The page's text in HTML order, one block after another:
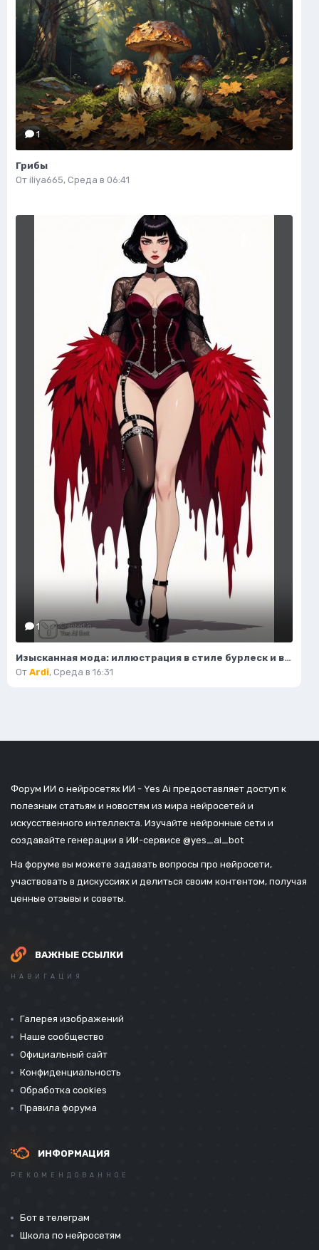
1
Грибы
От iliya665, Среда в 06:41
1
Изысканная мода: иллюстрация в стиле бурлеск и высокой моды. Картинка из нейронной сети Flux.1
От Ardi, Среда в 16:31
Форум ИИ о нейросетях ИИ - Yes Ai предоставляет доступ к
полезным статьям и новостям из мира нейросетей и
искусственного интеллекта. Изучайте нейронные сети и
создавайте генерации в ИИ-сервисе @yes_ai_bot
На форуме вы можете задавать вопросы про нейросети,
участвовать в дискуссиях и делиться своим контентом, получая
ценные отзывы и советы.
ВАЖНЫЕ ССЫЛКИ
НАВИГАЦИЯ
Галерея изображений
Наше сообщество
Официальный сайт
Конфиденциальность
Обработка cookies
Правила форума
ИНФОРМАЦИЯ
РЕКОМЕНДОВАННОЕ
Бот в телеграм
Школа по нейросетям